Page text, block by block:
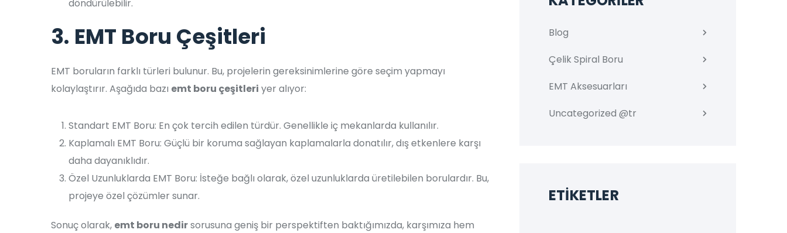
döndürülebilir.
3. EMT Boru Çeşitleri
EMT boruların farklı türleri bulunur. Bu, projelerin gereksinimlerine göre seçim yapmayı
kolaylaştırır. Aşağıda bazı emt boru çeşitleri yer alıyor:
Standart EMT Boru: En çok tercih edilen türdür. Genellikle iç mekanlarda kullanılır.
Kaplamalı EMT Boru: Güçlü bir koruma sağlayan kaplamalarla donatılır, dış etkenlere karşı
daha dayanıklıdır.
Özel Uzunluklarda EMT Boru: İsteğe bağlı olarak, özel uzunluklarda üretilebilen borulardır. Bu,
projeye özel çözümler sunar.
Sonuç olarak, emt boru nedirsorusuna geniş bir perspektiften baktığımızda, karşımıza hem
Blog
Çelik Spiral Boru
EMT Aksesuarları
Uncategorized @tr
ETIKETLER